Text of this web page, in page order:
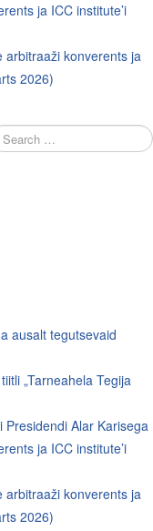
ja ICC institute’i
arbitraaži konverents ja
2026)
ausalt tegutsevaid
„Tarneahela Tegija
Presidendi Alar Karisega
ja ICC institute’i
arbitraaži konverents ja
2026)